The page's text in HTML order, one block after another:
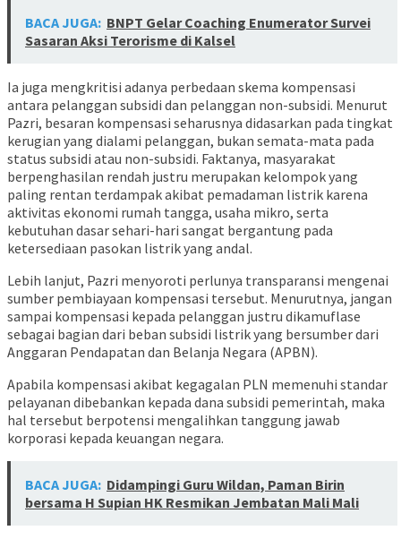
BACA JUGA: BNPT Gelar Coaching Enumerator Survei
Sasaran Aksi Terorisme di Kalsel
Ia juga mengkritisi adanya perbedaan skema kompensasi
antara pelanggan subsidi dan pelanggan non-subsidi. Menurut
Pazri, besaran kompensasi seharusnya didasarkan pada tingkat
kerugian yang dialami pelanggan, bukan semata-mata pada
status subsidi atau non-subsidi. Faktanya, masyarakat
berpenghasilan rendah justru merupakan kelompok yang
paling rentan terdampak akibat pemadaman listrik karena
aktivitas ekonomi rumah tangga, usaha mikro, serta
kebutuhan dasar sehari-hari sangat bergantung pada
ketersediaan pasokan listrik yang andal.
Lebih lanjut, Pazri menyoroti perlunya transparansi mengenai
sumber pembiayaan kompensasi tersebut. Menurutnya, jangan
sampai kompensasi kepada pelanggan justru dikamuflase
sebagai bagian dari beban subsidi listrik yang bersumber dari
Anggaran Pendapatan dan Belanja Negara (APBN).
Apabila kompensasi akibat kegagalan PLN memenuhi standar
pelayanan dibebankan kepada dana subsidi pemerintah, maka
hal tersebut berpotensi mengalihkan tanggung jawab
korporasi kepada keuangan negara.
BACA JUGA: Didampingi Guru Wildan, Paman Birin
bersama H Supian HK Resmikan Jembatan Mali Mali